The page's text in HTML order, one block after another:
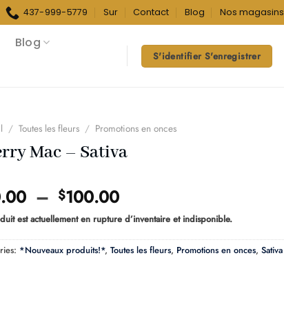
437-999-5779 Sur Contact Blog Nos magasins
Blog
S'identifier S'enregistrer
/ Toutes les fleurs / Promotions en onces
Mac – Sativa
– $100.00Plage
de
prix :
$60.00
est actuellement en rupture d’inventaire et indisponible.
*Nouveaux produits!*, Toutes les fleurs, Promotions en onces, Sativa